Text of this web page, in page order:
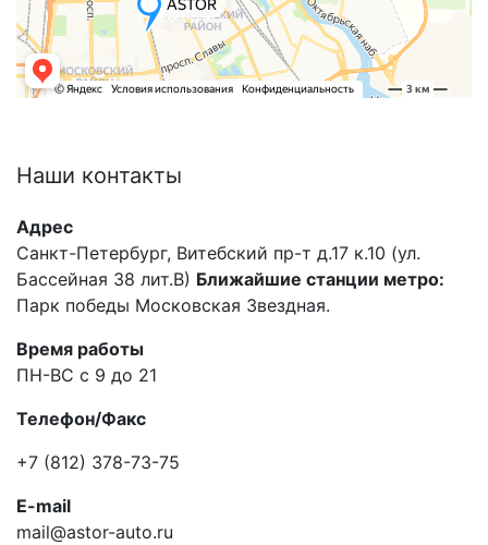
Наши контакты
Адрес
Санкт-Петербург, Витебский пр-т д.17 к.10 (ул.
Бассейная 38 лит.В) Ближайшие станции метро:
Парк победы Московская Звездная.
Время работы
ПН-ВС с 9 до 21
Телефон/Факс
+7 (812) 378-73-75
E-mail
mail@astor-auto.ru